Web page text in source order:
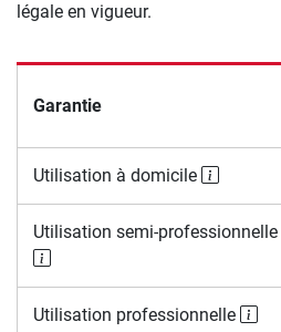
légale en vigueur.
Garantie
Utilisation à domicile
Utilisation semi-professionnelle
Utilisation professionnelle